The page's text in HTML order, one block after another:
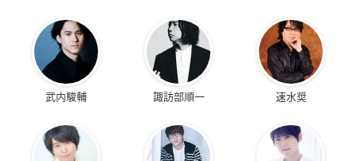
武内駿輔 諏訪部順一 速水奨